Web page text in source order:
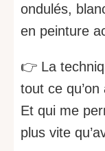
ondulés,
en peinture
👉 La
tout ce
Et qui me
plus vite